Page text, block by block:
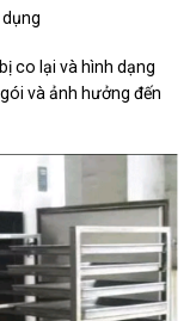
co lại và hình dạng
và ảnh hưởng đến